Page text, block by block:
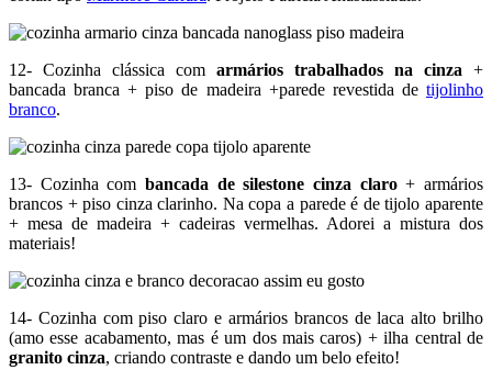
12- Cozinha clássica com armários trabalhados na cinza +
bancada branca + piso de madeira +parede revestida de tijolinho
branco.
13- Cozinha com bancada de silestone cinza claro+ armários
brancos + piso cinza clarinho. Na copa a parede é de tijolo aparente
+ mesa de madeira + cadeiras vermelhas. Adorei a mistura dos
materiais!
14- Cozinha com piso claro e armários brancos de laca alto brilho
(amo esse acabamento, mas é um dos mais caros) + ilha central de
granito cinza, criando contraste e dando um belo efeito!